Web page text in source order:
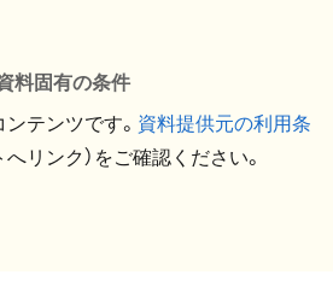
料固有の条件
テンツです。 資料提供元の利用条
へリンク）をご確認ください。